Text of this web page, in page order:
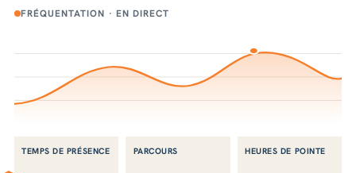
FRÉQUENTATION · EN DIRECT
TEMPS DE PRÉSENCE PARCOURS HEURES DE POINTE